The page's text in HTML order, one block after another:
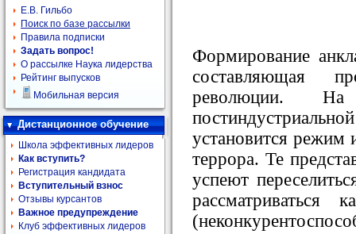
Е.В. Гильбо
Поиск по базе рассылки
Правила подписки
Задать вопрос!
О рассылке Наука лидерства
Рейтинг выпусков
Мобильная версия
Дистанционное обучение
Школа эффективных лидеров
Как вступить?
Регистрация кандидата
Вступительный взнос
Отзывы курсантов
Важное предупреждение
Клуб эффективных лидеров
Формирование
составляющая
революции. На
установится режим
террора. Те
успеют
рассматриваться